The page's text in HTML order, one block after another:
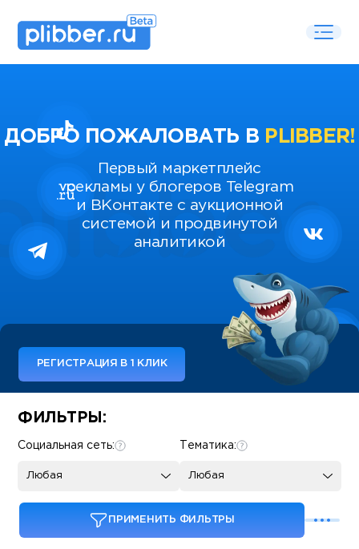
ДОБРО ПОЖАЛОВАТЬ В PLIBBER!
Первый маркетплейс
рекламы у блогеров Telegram
и ВКонтакте с аукционной
системой и продвинутой
аналитикой
РЕГИСТРАЦИЯ В 1 КЛИК
Some SEO Title
ФИЛЬТРЫ:
Тематика:
Любая
Социальная сеть:
Любая
ПРИМЕНИТЬ ФИЛЬТРЫ